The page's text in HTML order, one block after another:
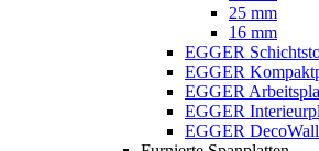
25 mm
16 mm
EGGER
EGGER
EGGER
EGGER
EGGER DecoWall